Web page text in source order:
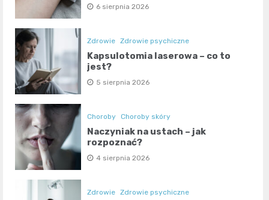
6 sierpnia 2026
Zdrowie Zdrowie psychiczne
Kapsulotomia laserowa – co to
jest?
5 sierpnia 2026
Choroby Choroby skóry
Naczyniak na ustach – jak
rozpoznać?
4 sierpnia 2026
Zdrowie Zdrowie psychiczne